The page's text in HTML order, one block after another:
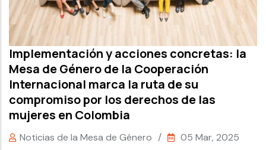
Implementación y acciones concretas: la
Mesa de Género de la Cooperación
Internacional marca la ruta de su
compromiso por los derechos de las
mujeres en Colombia
Noticias de la Mesa de Género / 05 Mar, 2025